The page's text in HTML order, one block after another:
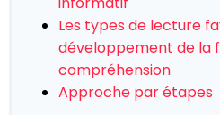
Les types de lecture
développement de la
compréhension
Approche par étapes